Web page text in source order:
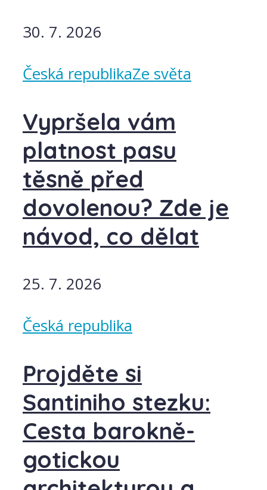
30. 7. 2026
Česká republikaZe světa
Vypršela vám
platnost pasu
těsně před
dovolenou? Zde je
návod, co dělat
25. 7. 2026
Česká republika
Projděte si
Santiniho stezku:
Cesta barokně-
gotickou